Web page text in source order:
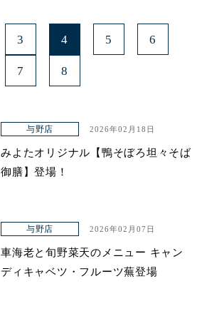
3 4 5 6
7 8
与野店 2026年02月18日
みよたオリジナル【鴨そぼろ坦々そば
御膳】登場！
与野店 2026年02月07日
車海老と旬野菜天のメニュー キャン
ディキャベツ・フルーツ蕪登場